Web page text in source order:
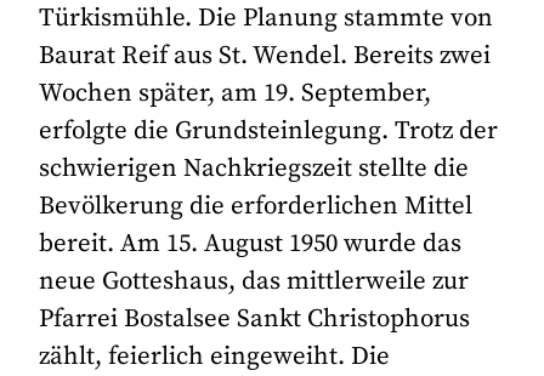
Türkismühle. Die Planung stammte von
Baurat Reif aus St. Wendel. Bereits zwei
Wochen später, am 19. September,
erfolgte die Grundsteinlegung. Trotz der
schwierigen Nachkriegszeit stellte die
Bevölkerung die erforderlichen Mittel
bereit. Am 15. August 1950 wurde das
neue Gotteshaus, das mittlerweile zur
Pfarrei Bostalsee Sankt Christophorus
zählt, feierlich eingeweiht. Die